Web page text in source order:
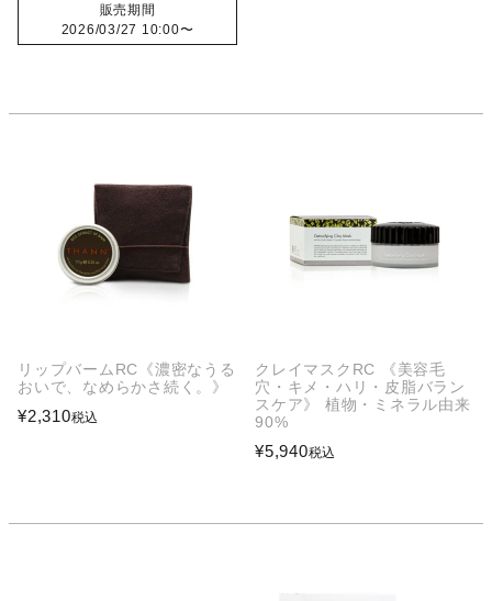
販売期間
2026/03/27 10:00〜
リップバームRC《濃密なうる
おいで、なめらかさ続く。》
¥2,310税込
クレイマスクRC 《美容毛
穴・キメ・ハリ・皮脂バラン
スケア》 植物・ミネラル由来
90%
¥5,940税込